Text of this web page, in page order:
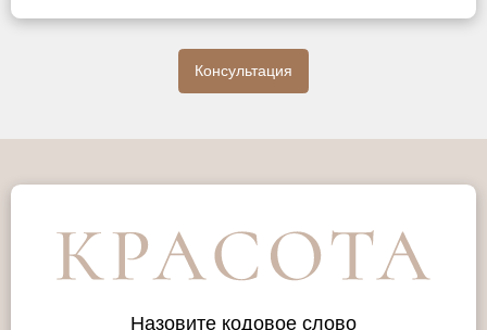
Консультация
Назовите кодовое слово